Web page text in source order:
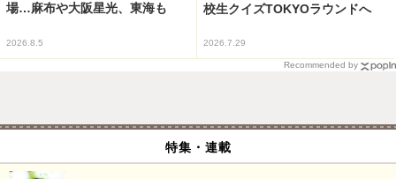
場…麻布や大阪星光、東海も
2026.8.5
校生クイズTOKYOラウンドへ
2026.7.29
Recommended by
特集・連載